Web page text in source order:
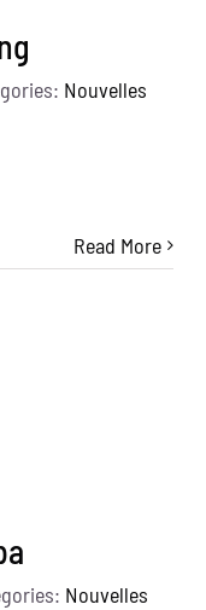
Nouvelles
Read More
Nouvelles